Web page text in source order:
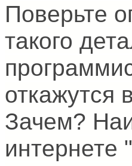
Поверьте
такого
откажутся
Зачем?
интернете